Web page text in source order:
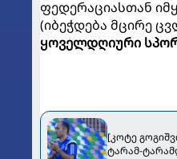
ფედერაციასთან
(იბეჭდება მცირე
ყოველდღიური
[კოტე
ტარამ-